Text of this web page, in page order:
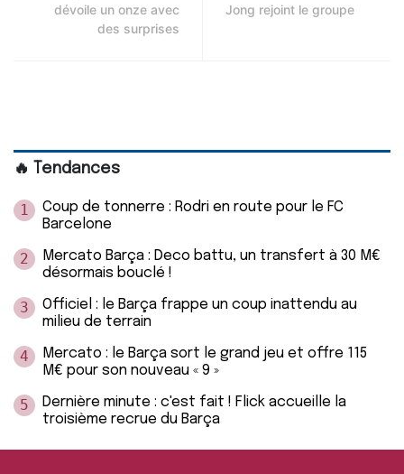
dévoile un onze avec
des surprises
Jong rejoint le groupe
🔥 Tendances
1
Coup de tonnerre : Rodri en route pour le FC
Barcelone
2
Mercato Barça : Deco battu, un transfert à 30 M€
désormais bouclé !
3
Officiel : le Barça frappe un coup inattendu au
milieu de terrain
4
Mercato : le Barça sort le grand jeu et offre 115
M€ pour son nouveau « 9 »
5
Dernière minute : c'est fait ! Flick accueille la
troisième recrue du Barça